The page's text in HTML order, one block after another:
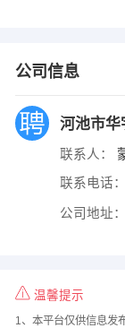
公司信息
河池市华
联系人：
联系电话：
公司地址：
温馨提示
1、本平台仅供信息发